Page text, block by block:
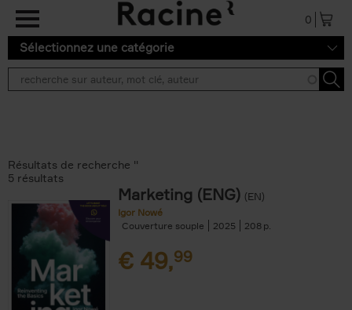
Aller au contenu principal
0
Sélectionnez une catégorie
Résultats de recherche ''
5 résultats
Marketing (ENG) (EN)
Igor Nowé
Couverture souple
2025 208
€ 49,99